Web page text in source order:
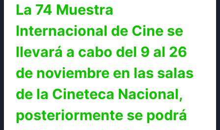
La 74 Muestra
Internacional de Cine se
llevará a cabo del 9 al 26
de noviembre en las salas
de la Cineteca Nacional,
posteriormente se podrá